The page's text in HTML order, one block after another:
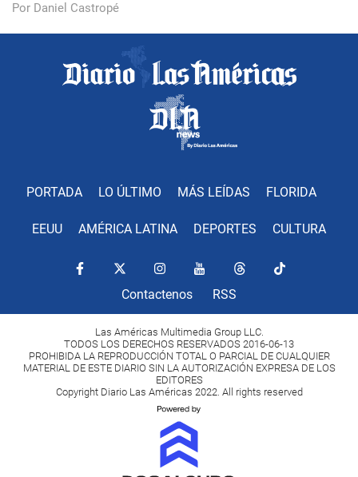
Por Daniel Castropé
PORTADA LO ÚLTIMO MÁS LEÍDAS FLORIDA
EEUU AMÉRICA LATINA DEPORTES CULTURA
Contactenos RSS
Las Américas Multimedia Group LLC.
TODOS LOS DERECHOS RESERVADOS 2016-06-13
PROHIBIDA LA REPRODUCCIÓN TOTAL O PARCIAL DE CUALQUIER
MATERIAL DE ESTE DIARIO SIN LA AUTORIZACIÓN EXPRESA DE LOS
EDITORES
Copyright Diario Las Américas 2022. All rights reserved